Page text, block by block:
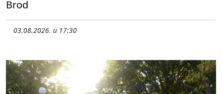
Brod
03.08.2026. u 17:30